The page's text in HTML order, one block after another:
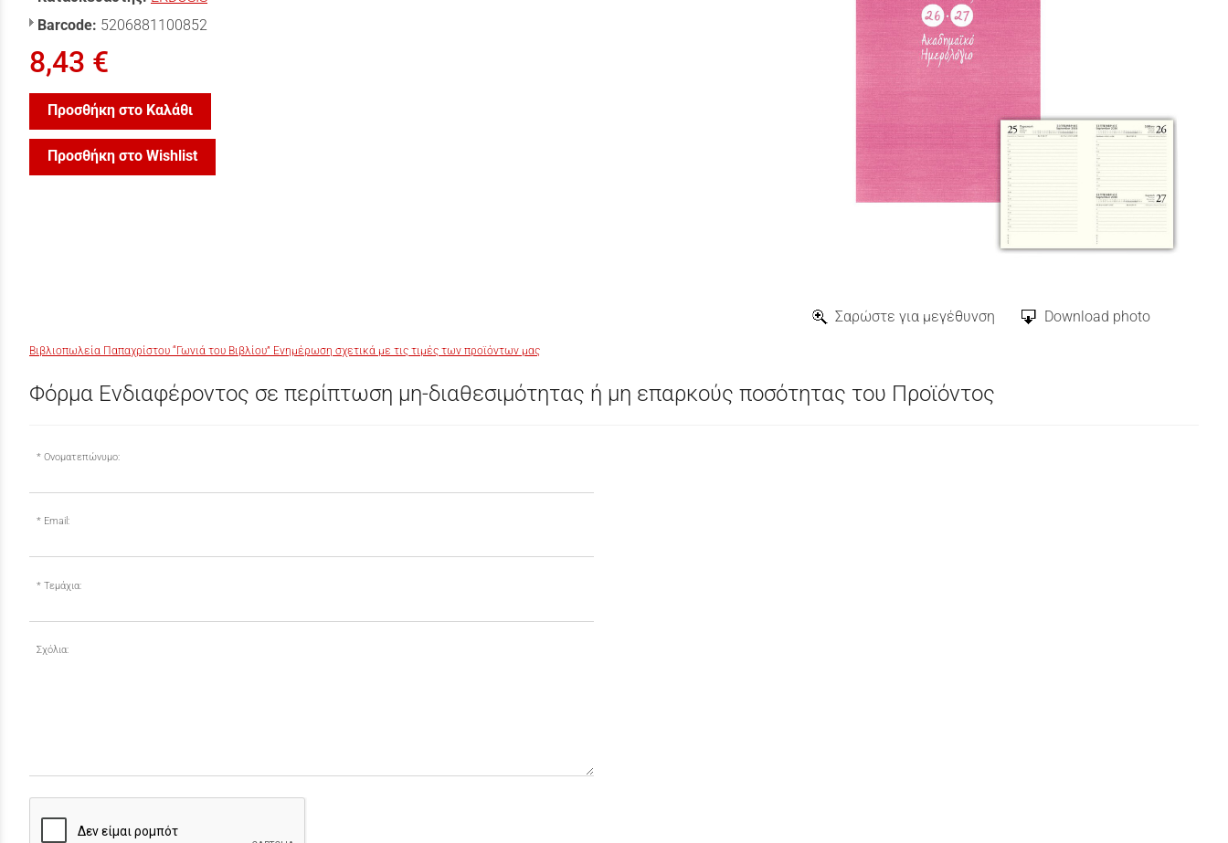
Σαρώστε για μεγέθυνση Download photo
Barcode: 5206881100852
8,43 €
Προσθήκη στο Καλάθι
Προσθήκη στο Wishlist
Βιβλιοπωλεία Παπαχρίστου “Γωνιά του Βιβλίου” Ενημέρωση σχετικά με τις τιμές των προϊόντων μας
Φόρμα Ενδιαφέροντος σε περίπτωση μη-διαθεσιμότητας ή μη επαρκούς ποσότητας του Προϊόντος
Ονοματεπώνυμο:
Email:
Τεμάχια:
Σχόλια: